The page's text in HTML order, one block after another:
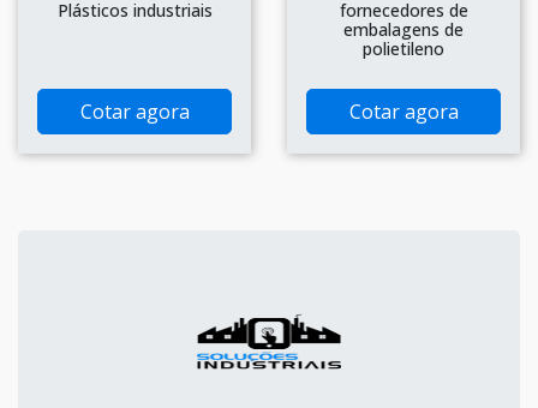
Plásticos industriais
Cotar agora
fornecedores de
embalagens de
polietileno
Cotar agora